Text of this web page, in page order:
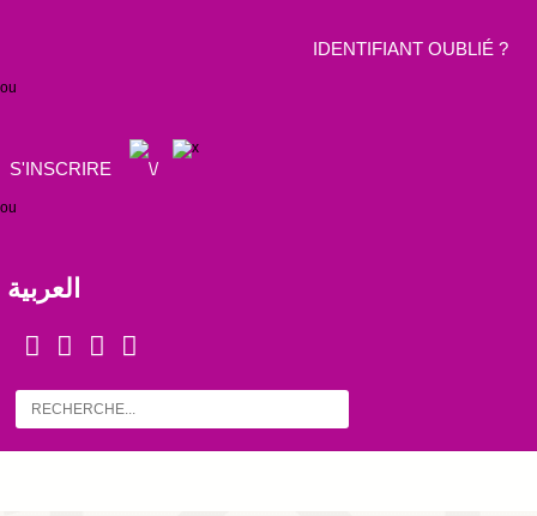
IDENTIFIANT OUBLIÉ ?
ou
S'INSCRIRE
ou
العربية